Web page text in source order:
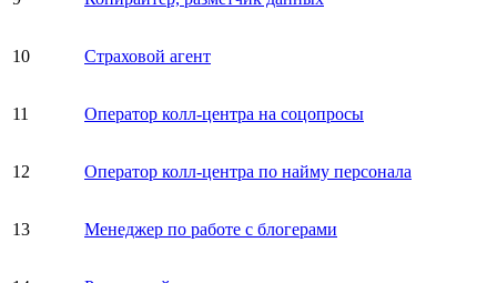
10 Страховой агент
11 Оператор колл-центра на соцопросы
12 Оператор колл-центра по найму персонала
13 Менеджер по работе с блогерами